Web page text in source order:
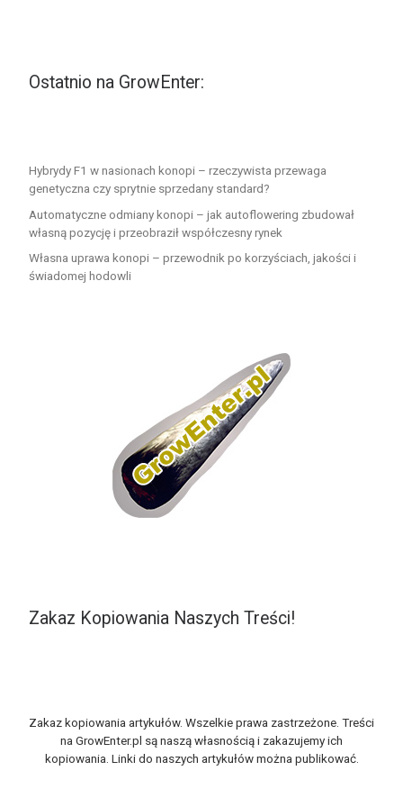
Ostatnio na GrowEnter:
Hybrydy F1 w nasionach konopi – rzeczywista przewaga
genetyczna czy sprytnie sprzedany standard?
Automatyczne odmiany konopi – jak autoflowering zbudował
własną pozycję i przeobraził współczesny rynek
Własna uprawa konopi – przewodnik po korzyściach, jakości i
świadomej hodowli
Zakaz Kopiowania Naszych Treści!
Zakaz kopiowania artykułów. Wszelkie prawa zastrzeżone. Treści
na GrowEnter.pl są naszą własnością i zakazujemy ich
kopiowania. Linki do naszych artykułów można publikować.